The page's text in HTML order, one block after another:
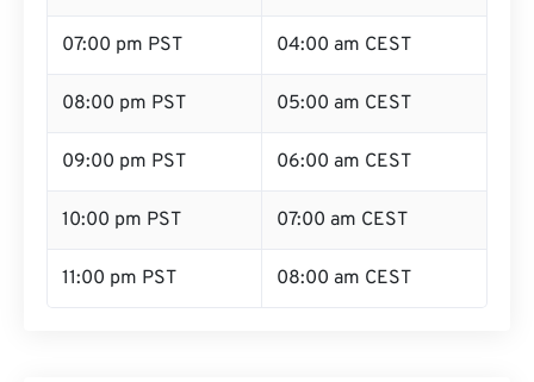
07:00 pm PST 04:00 am CEST
08:00 pm PST 05:00 am CEST
09:00 pm PST 06:00 am CEST
10:00 pm PST 07:00 am CEST
11:00 pm PST 08:00 am CEST